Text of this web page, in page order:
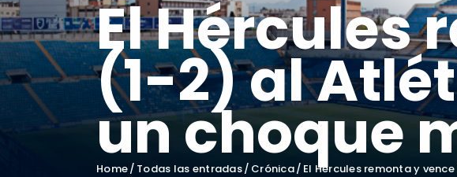
El Hércules
(1-2) al
un choque
Home Todas las entradas Crónica El Hércules remonta y